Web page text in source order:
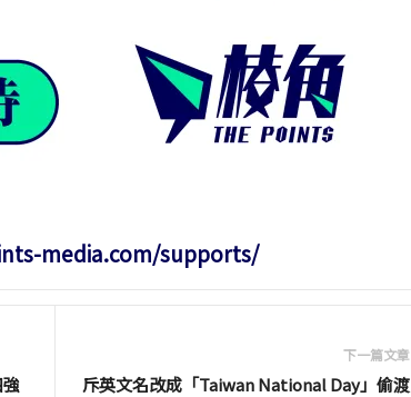
media.com/supports/
下一篇文章
斥英文名改成「Taiwan National Day」偷渡